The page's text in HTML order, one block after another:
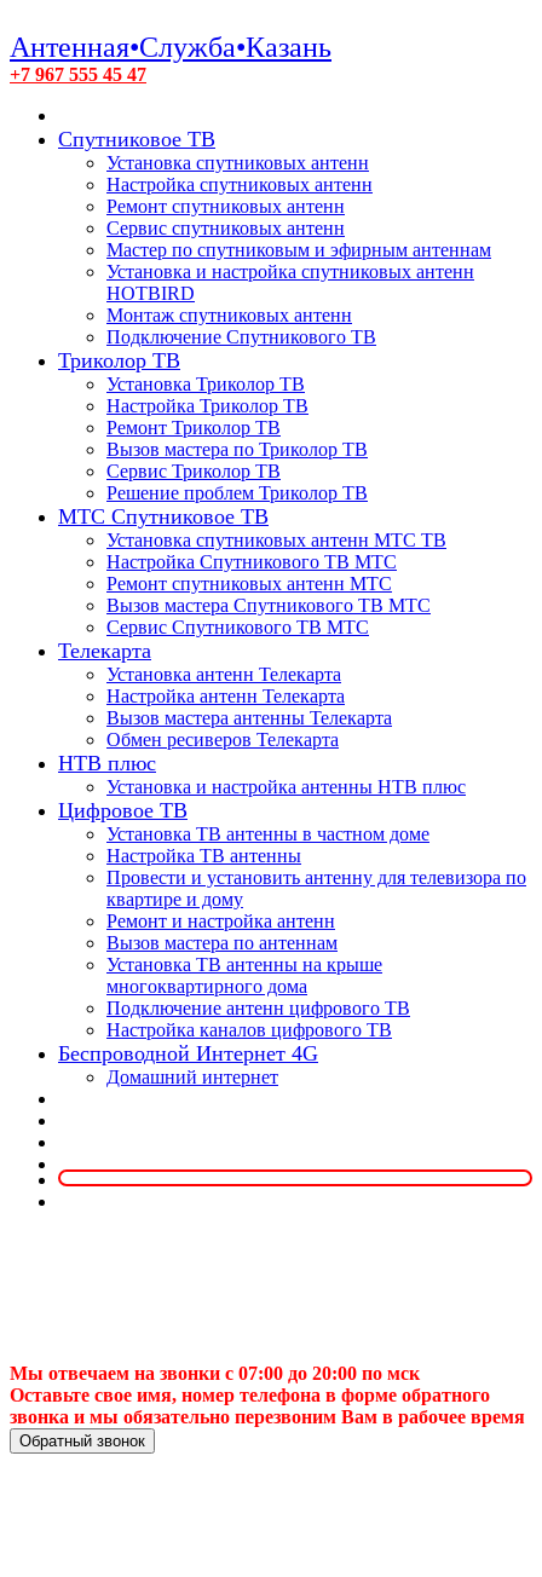
Антенная•Служба•Казань
+7 967 555 45 47
Спутниковое ТВ
Установка спутниковых антенн
Настройка спутниковых антенн
Ремонт спутниковых антенн
Сервис спутниковых антенн
Мастер по спутниковым и эфирным антеннам
Установка и настройка спутниковых антенн
HOTBIRD
Монтаж спутниковых антенн
Подключение Спутникового ТВ
Триколор ТВ
Установка Триколор ТВ
Настройка Триколор ТВ
Ремонт Триколор ТВ
Вызов мастера по Триколор ТВ
Сервис Триколор ТВ
Решение проблем Триколор ТВ
МТС Спутниковое ТВ
Установка спутниковых антенн МТС ТВ
Настройка Спутникового ТВ МТС
Ремонт спутниковых антенн МТС
Вызов мастера Спутникового ТВ МТС
Сервис Спутникового ТВ МТС
Телекарта
Установка антенн Телекарта
Настройка антенн Телекарта
Вызов мастера антенны Телекарта
Обмен ресиверов Телекарта
НТВ плюс
Установка и настройка антенны НТВ плюс
Цифровое ТВ
Установка ТВ антенны в частном доме
Настройка ТВ антенны
Провести и установить антенну для телевизора по
квартире и дому
Ремонт и настройка антенн
Вызов мастера по антеннам
Установка ТВ антенны на крыше
многоквартирного дома
Подключение антенн цифрового ТВ
Настройка каналов цифрового ТВ
Беспроводной Интернет 4G
Домашний интернет
Мы отвечаем на звонки с 07:00 до 20:00 по мск
Оставьте свое имя, номер телефона в форме обратного
звонка и мы обязательно перезвоним Вам в рабочее время
Обратный звонок